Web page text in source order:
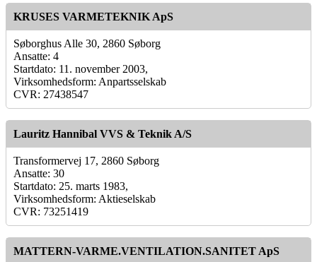
KRUSES VARMETEKNIK ApS
Søborghus Alle 30, 2860 Søborg
Ansatte: 4
Startdato: 11. november 2003,
Virksomhedsform: Anpartsselskab
CVR: 27438547
Lauritz Hannibal VVS & Teknik A/S
Transformervej 17, 2860 Søborg
Ansatte: 30
Startdato: 25. marts 1983,
Virksomhedsform: Aktieselskab
CVR: 73251419
MATTERN-VARME.VENTILATION.SANITET ApS